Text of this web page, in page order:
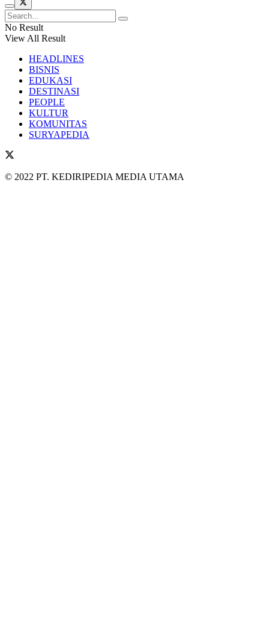
No Result
View All Result
HEADLINES
BISNIS
EDUKASI
DESTINASI
PEOPLE
KULTUR
KOMUNITAS
SURYAPEDIA
© 2022 PT. KEDIRIPEDIA MEDIA UTAMA